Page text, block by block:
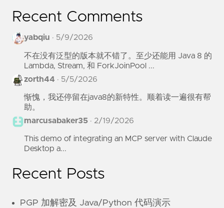
Recent Comments
yabqiu · 5/9/2026
不在没有泛型的版本就不错了。至少还能用 Java 8 的
Lambda, Stream, 和 ForkJoinPool ...
zorth44 · 5/5/2026
惭愧，我还停留在java8的新特性。顺着读一遍很有帮
助。
marcusabaker35 · 2/19/2026
This demo of integrating an MCP server with Claude
Desktop a...
Recent Posts
PGP 加解密及 Java/Python 代码演示